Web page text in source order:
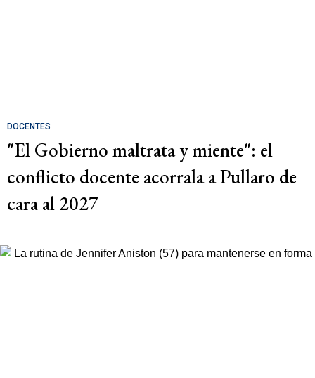
DOCENTES
"El Gobierno maltrata y miente": el
conflicto docente acorrala a Pullaro de
cara al 2027